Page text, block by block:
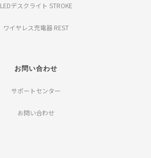
LEDデスクライト STROKE
ワイヤレス充電器 REST
お問い合わせ
サポートセンター
お問い合わせ